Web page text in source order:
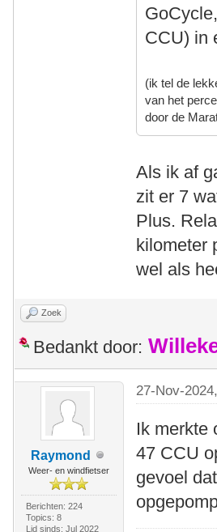
CCU) in
(ik tel de
van het
door de
Als ik af
zit er 7
Plus.
kilometer
wel als
Zoek
Bedankt door:
Raymond
Weer- en windfietser
Berichten: 224
Topics: 8
Lid sinds: Jul 2022
27-Nov-
Ik merkte
47 CCU
gevoel